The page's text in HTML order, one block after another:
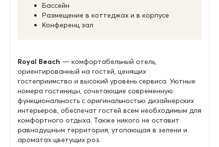
Бассейн
Размещение в коттеджах и в корпусе
Конференц зал
Royal Beach — комфортабельный отель,
ориентированный на гостей, ценящих
гостеприимство и высокий уровень сервиса. Уютные
номера гостиницы, сочетающие современную
функциональность с оригинальностью дизайнерских
интерьеров, обеспечат гостей всем необходимым для
комфортного отдыха. Также никого не оставит
равнодушным территория, утопающая в зелени и
ароматах цветущих роз.